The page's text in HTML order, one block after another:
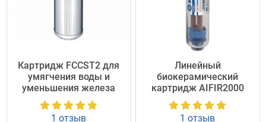
Картридж FCCST2 для
умягчения воды и
уменьшения железа
1 отзыв
Линейный
биокерамический
картридж AIFIR2000
1 отзыв